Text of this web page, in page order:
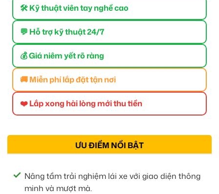
🛠 Kỹ thuật viên tay nghề cao
💬 Hỗ trợ kỹ thuật 24/7
💰 Giá niêm yết rõ ràng
🚚 Miễn phí lắp đặt tận nơi
❤️ Lắp xong hài lòng mới thu tiền
ƯU ĐIỂM NỔI BẬT
Nâng tầm trải nghiệm lái xe với giao diện thông
minh và mượt mà.